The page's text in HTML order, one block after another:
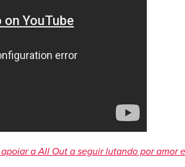
a All Out a seguir lutando por amor